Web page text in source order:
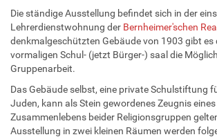
Die ständige Ausstellung befindet sich in der
Lehrerdienstwohnung der Bernheimer'schen
denkmalgeschützten Gebäude von 1903 gibt
vormaligen Schul- (jetzt Bürger-) saal die
Gruppenarbeit.
Das Gebäude selbst, eine private Schulstiftung
Juden, kann als Stein gewordenes Zeugnis
Zusammenlebens beider Religionsgruppen
Ausstellung in zwei kleinen Räumen werden